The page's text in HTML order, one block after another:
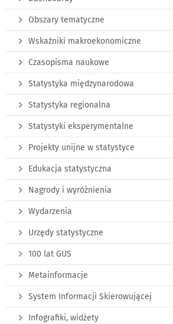
Obszary tematyczne
Wskaźniki makroekonomiczne
Czasopisma naukowe
Statystyka międzynarodowa
Statystyka regionalna
Statystyki eksperymentalne
Projekty unijne w statystyce
Edukacja statystyczna
Nagrody i wyróżnienia
Wydarzenia
Urzędy statystyczne
100 lat GUS
Metainformacje
System Informacji Skierowującej
Infografiki, widżety